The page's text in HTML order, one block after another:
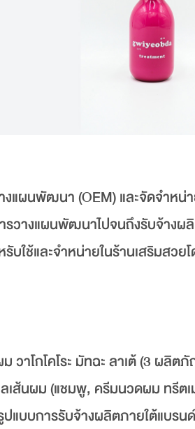
งแผนพัฒนา (OEM) และจัดจำห
รวางแผนพัฒนาไปจนถึงรับจ้า
ใช้และจำหน่ายในร้านเสริมสว
าโกโคโระ มัทฉะ ลาเต้ (3 ผลิต
ส้นผม (แชมพู, ครีมนวดผม ทรีต
บบการรับจ้างผลิตภายใต้แบรน